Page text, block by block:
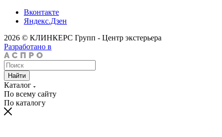
Вконтакте
Яндекс.Дзен
2026 © КЛИНКЕРС Групп - Центр экстерьера
Разработано в
Найти
Каталог
По всему сайту
По каталогу